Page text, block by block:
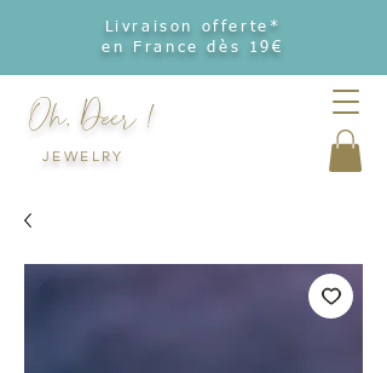
Livraison offerte*
en France dès 19€
Oh, Deer !
JEWELRY